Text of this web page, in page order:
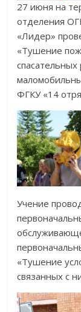
27 июня на
отделения
«Лидер»
«Тушение
ФГКУ «14
Учение
«Тушение
связанных с